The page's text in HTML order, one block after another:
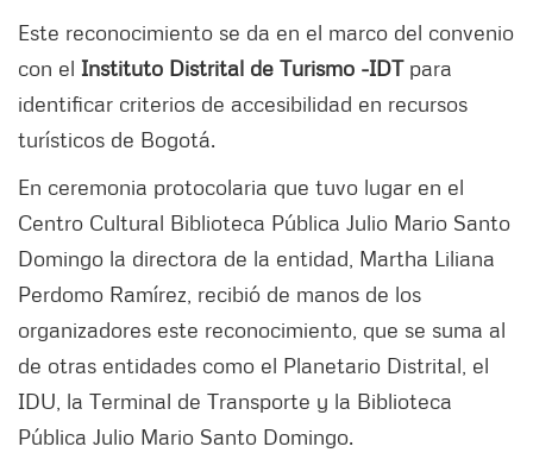
Este reconocimiento se da en el marco del convenio
con el Instituto Distrital de Turismo -IDTpara
identificar criterios de accesibilidad en recursos
turísticos de Bogotá.
En ceremonia protocolaria que tuvo lugar en el
Centro Cultural Biblioteca Pública Julio Mario Santo
Domingo la directora de la entidad, Martha Liliana
Perdomo Ramírez, recibió de manos de los
organizadores este reconocimiento, que se suma al
de otras entidades como el Planetario Distrital, el
IDU, la Terminal de Transporte y la Biblioteca
Pública Julio Mario Santo Domingo.